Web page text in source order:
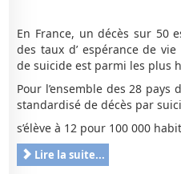
En France, un décès sur 50
des taux d’ espérance de
de suicide est parmi les plus
Pour l’ensemble des 28 pays
standardisé de décès par
s’élève à 12 pour 100 000
Lire la suite...